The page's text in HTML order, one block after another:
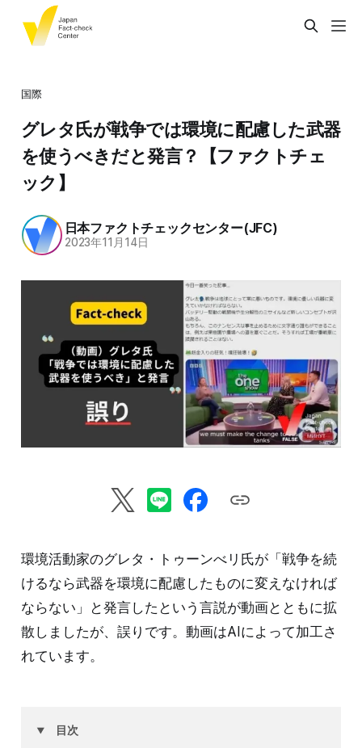
国際
グレタ氏が戦争では環境に配慮した武器
を使うべきだと発言？【ファクトチェ
ック】
日本ファクトチェックセンター(JFC)
2023年11月14日
環境活動家のグレタ・トゥーンべリ氏が「戦争を続
けるなら武器を環境に配慮したものに変えなければ
ならない」と発言したという言説が動画とともに拡
散しましたが、誤りです。動画はAIによって加工さ
れています。
目次